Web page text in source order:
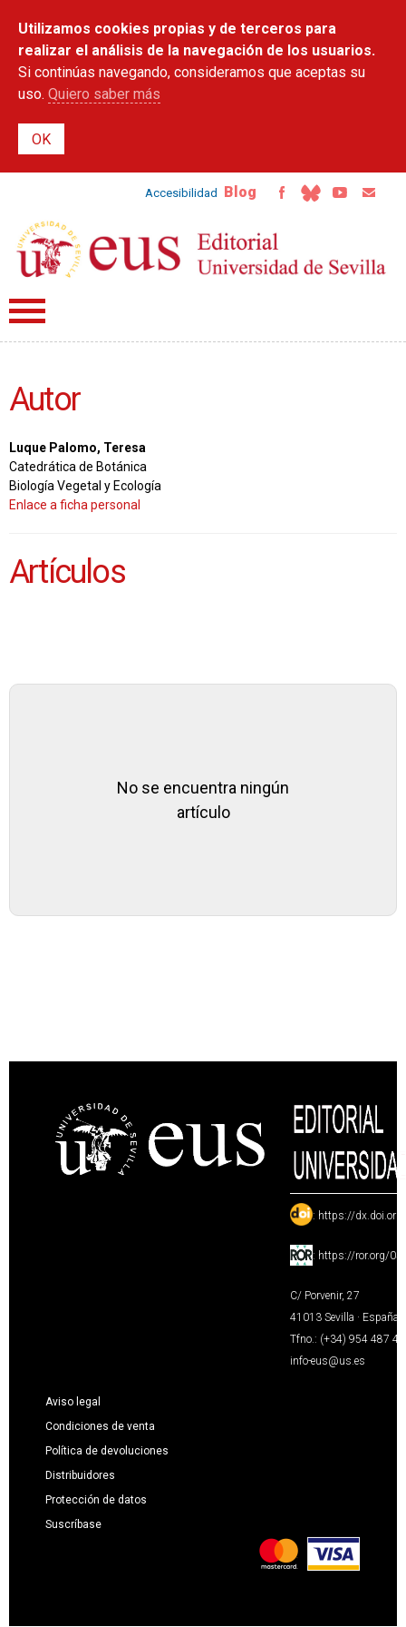
contenido
principal
Utilizamos cookies propias y de terceros para
realizar el análisis de la navegación de los usuarios.
Si continúas navegando, consideramos que aceptas su
uso. Quiero saber más
Accesibilidad Blog
Autor
Luque Palomo, Teresa
Catedrática de Botánica
Biología Vegetal y Ecología
Enlace a ficha personal
Artículos
No se encuentra ningún
artículo
: https://
: https://ror.org/
C/ Porvenir, 27
41013 Sevilla · España
Tfno.: (+34) 954 487
info-eus@us.es
Aviso legal
Condiciones de venta
Política de devoluciones
Distribuidores
Protección de datos
Suscríbase